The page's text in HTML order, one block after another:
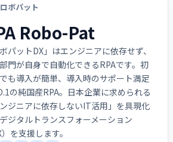
ボパット
Robo-Pat
ボパットDX」はエンジニアに依存せず、
門が自身で自動化できるRPAです。初
も導入が簡単、導入時のサポート満足
の純国産RPA。日本企業に求められる
ンジニアに依存しないIT活用」を具現化
ジタルトランスフォーメーション
）を支援します。